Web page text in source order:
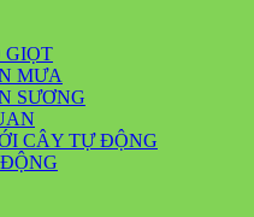
GIỌT
MƯA
SƯƠNG
CÂY TỰ ĐỘNG